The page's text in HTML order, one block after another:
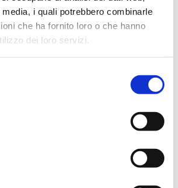
i quali potrebbero combinarle
che ha fornito loro o che hanno
dei loro servizi.